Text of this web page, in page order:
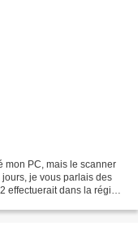
mon PC, mais le scanner
je vous parlais des
effectuerait dans la région